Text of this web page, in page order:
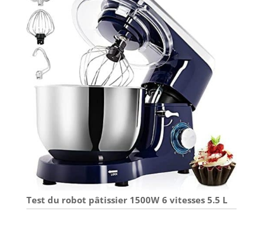
Test du robot pâtissier 1500W 6 vitesses 5.5 L